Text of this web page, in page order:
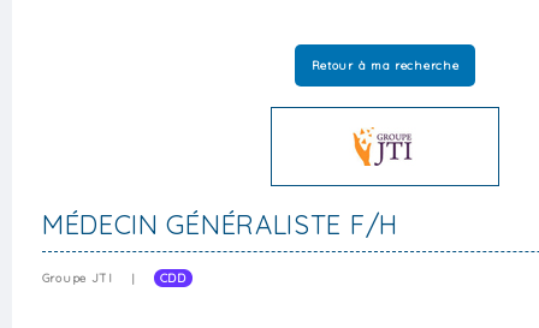
Retour à ma recherche
MÉDECIN GÉNÉRALISTE F/H
Groupe JTI | CDD